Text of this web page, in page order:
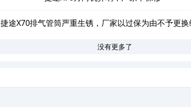
捷途X70排气管筒严重生锈，厂家以过保为由不予更换
没有更多了